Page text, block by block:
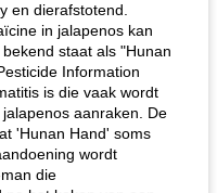
en dierafstotend.
in jalapenos kan
staat als "Hunan
Information
is die vaak wordt
aanraken. De
'Hunan Hand' soms
wordt
die